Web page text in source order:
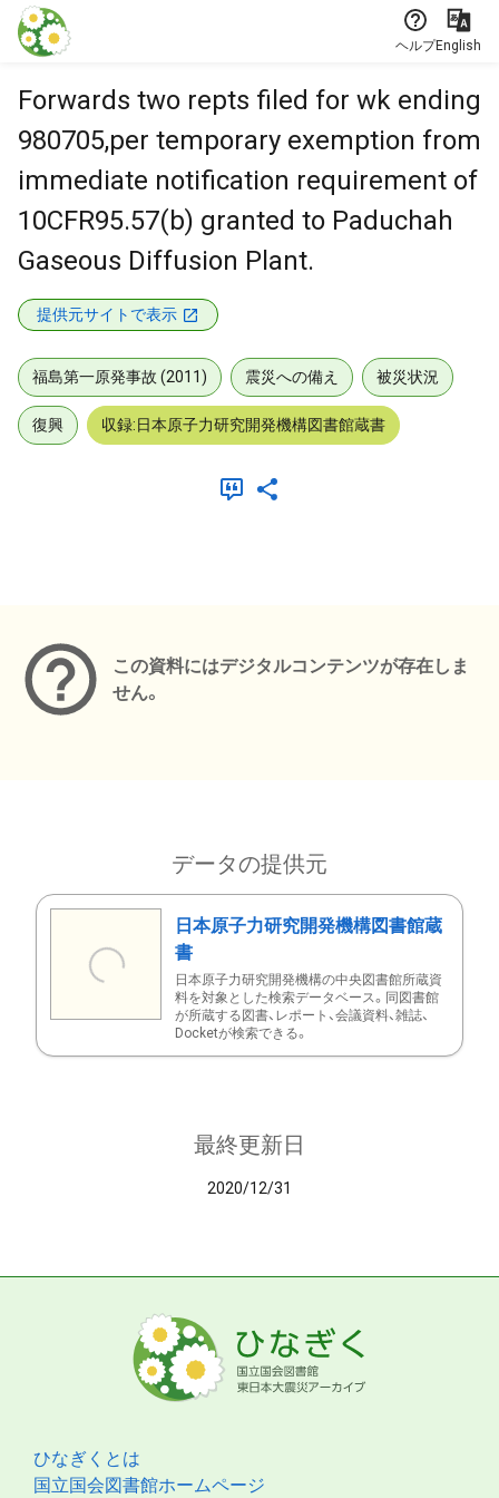
本文に飛ぶ
ヘルプEnglish
Forwards two repts filed for wk ending
980705,per temporary exemption from
immediate notification requirement of
10CFR95.57(b) granted to Paduchah
Gaseous Diffusion Plant.
提供元サイトで表示
福島第一原発事故 (2011) 震災への備え 被災状況
復興 収録:日本原子力研究開発機構図書館蔵書
この資料にはデジタルコンテンツが存在しま
せん。
データの提供元
日本原子力研究開発機構図書館蔵
書
日本原子力研究開発機構の中央図書館所蔵資
料を対象とした検索データベース。同図書館
が所蔵する図書、レポート、会議資料、雑誌、
Docketが検索できる。
最終更新日
2020/12/31
ひなぎくとは
国立国会図書館ホームページ